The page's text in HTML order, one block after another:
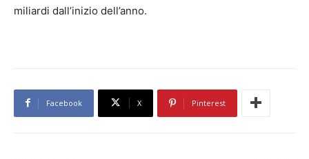
miliardi dall’inizio dell’anno.
Facebook X Pinterest